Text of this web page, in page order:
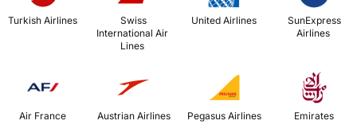
Turkish Airlines
International Air
Lines
United Airlines
Airlines
Air France Austrian Airlines Emirates